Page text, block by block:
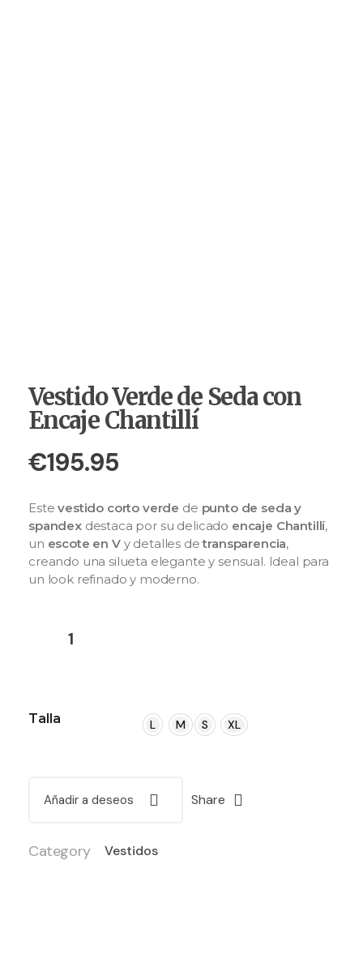
Vestido Verde de Seda con
Encaje Chantillí
€195.95
Estevestido corto verde de punto de seda y
spandexdestaca por su delicado encaje Chantillí,
un escote en Vy detalles detransparencia,
creando una silueta elegante y sensual. Ideal para
un look refinado y moderno.
Talla L M S XL
Añadir a deseos Share
Category Vestidos